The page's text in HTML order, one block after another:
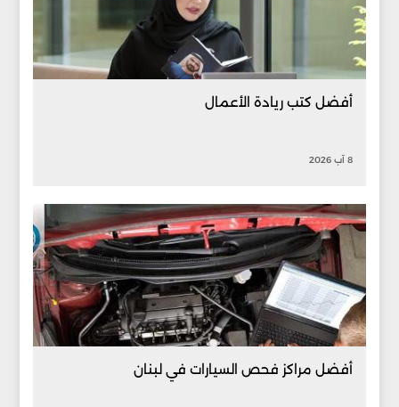
أفضل كتب ريادة الأعمال
8 آب 2026
أفضل مراكز فحص السيارات في لبنان